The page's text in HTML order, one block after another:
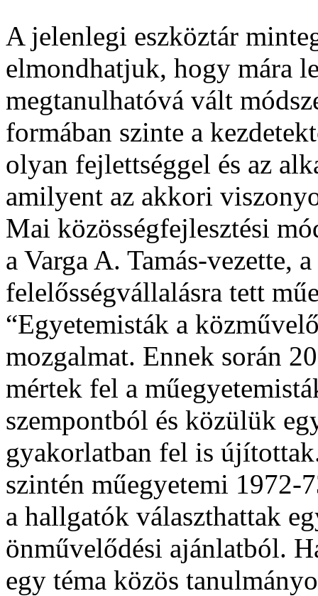
A jelenlegi eszköztár
elmondhatjuk, hogy mára
megtanulhatóvá vált
formában szinte a
olyan fejlettséggel és az
amilyent az akkori
Mai közösségfejlesztési
a Varga A. Tamás-vezette,
felelősségvállalásra tett
“Egyetemisták a
mozgalmat. Ennek során
mértek fel a
szempontból és közülük
gyakorlatban fel is
szintén műegyetemi 1972-
a hallgatók választhattak
önművelődési ajánlatból.
egy téma közös